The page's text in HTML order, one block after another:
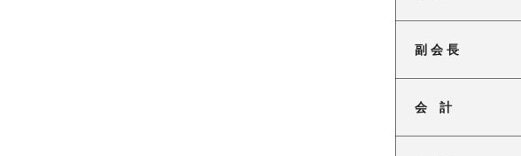
副 会 長
会 計